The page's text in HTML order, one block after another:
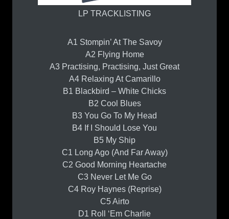
LP TRACKLISTING
A1 Stompin’ At The Savoy
A2 Flying Home
A3 Practising, Practising, Just Great
A4 Relaxing At Camarillo
B1 Blackbird – White Chicks
B2 Cool Blues
B3 You Go To My Head
B4 If I Should Lose You
B5 My Ship
C1 Long Ago (And Far Away)
C2 Good Morning Heartache
C3 Never Let Me Go
C4 Roy Haynes (Reprise)
C5 Airto
D1 Roll ‘Em Charlie